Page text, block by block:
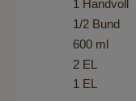
1 Handvoll
1/2 Bund
600 ml
2 EL
1 EL